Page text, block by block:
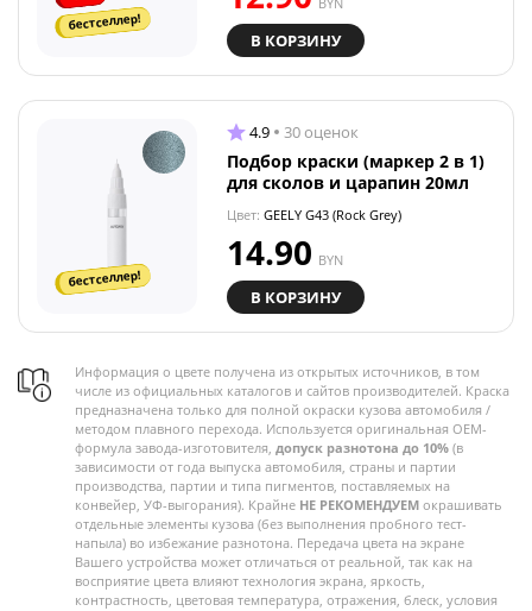
бестселлер!
В КОРЗИНУ
бестселлер!
4.9 30 оценок
Подбор краски (маркер 2 в 1)
для сколов и царапин 20мл
Цвет: GEELY G43 (Rock Grey)
14.90 BYN
В КОРЗИНУ
Информация о цвете получена из открытых источников, в том
числе из официальных каталогов и сайтов производителей. Краска
предназначена только для полной окраски кузова автомобиля /
методом плавного перехода. Используется оригинальная OEM-
формула завода-изготовителя, допуск разнотона до 10% (в
зависимости от года выпуска автомобиля, страны и партии
производства, партии и типа пигментов, поставляемых на
конвейер, УФ-выгорания). Крайне НЕ РЕКОМЕНДУЕМ окрашивать
отдельные элементы кузова (без выполнения пробного тест-
напыла) во избежание разнотона. Передача цвета на экране
Вашего устройства может отличаться от реальной, так как на
восприятие цвета влияют технология экрана, яркость,
контрастность, цветовая температура, отражения, блеск, условия